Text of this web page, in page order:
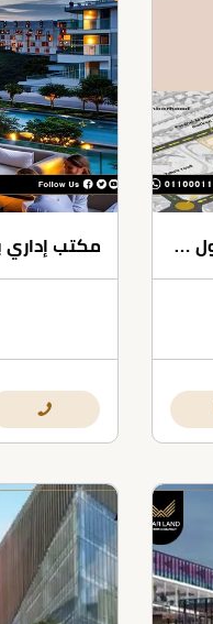
مكتب إداري بمساحة 30 متر مربع ميد مول أكتوبر